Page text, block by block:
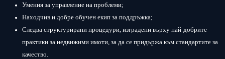
Умения за управление на проблеми;
Находчив и добре обучен екип за поддръжка;
Следва структурирани процедури, изградени върху най-добрите
практики за недвижими имоти, за да се придържа към стандартите за
качество.